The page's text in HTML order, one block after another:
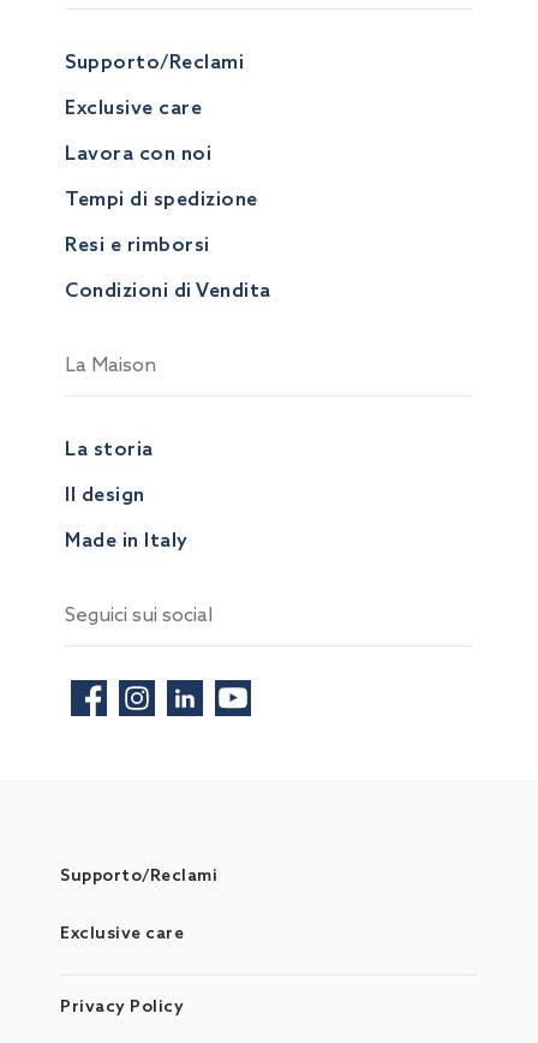
Supporto/Reclami
Exclusive care
Lavora con noi
Tempi di spedizione
Resi e rimborsi
Condizioni di Vendita
La Maison
La storia
Il design
Made in Italy
Seguici sui social
Supporto/Reclami
Exclusive care
Privacy Policy